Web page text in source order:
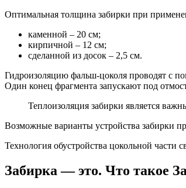
Оптимальная толщина забирки при
каменной – 20 см;
кирпичной – 12 см;
сделанной из досок – 2,5 см.
Гидроизоляцию фальш-цоколя проводят с
Один конец фрагмента запускают под
Теплоизоляция забирки является
Возможные варианты устройства забирки
Технология обустройства цокольной
Забирка — это. Что такое